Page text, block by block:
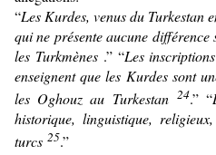
“Les Kurdes, venus du Turkestan
qui ne présente aucune
les Turkmènes .” “Les
enseignent que les Kurdes sont
les Oghouz au Turkestan 24.” “
historique, linguistique,
turcs 25.”